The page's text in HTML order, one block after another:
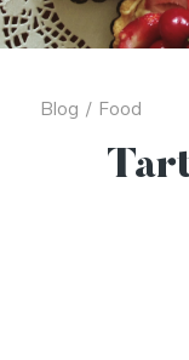
Blog / Food